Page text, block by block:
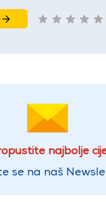
najbolje
se na naš